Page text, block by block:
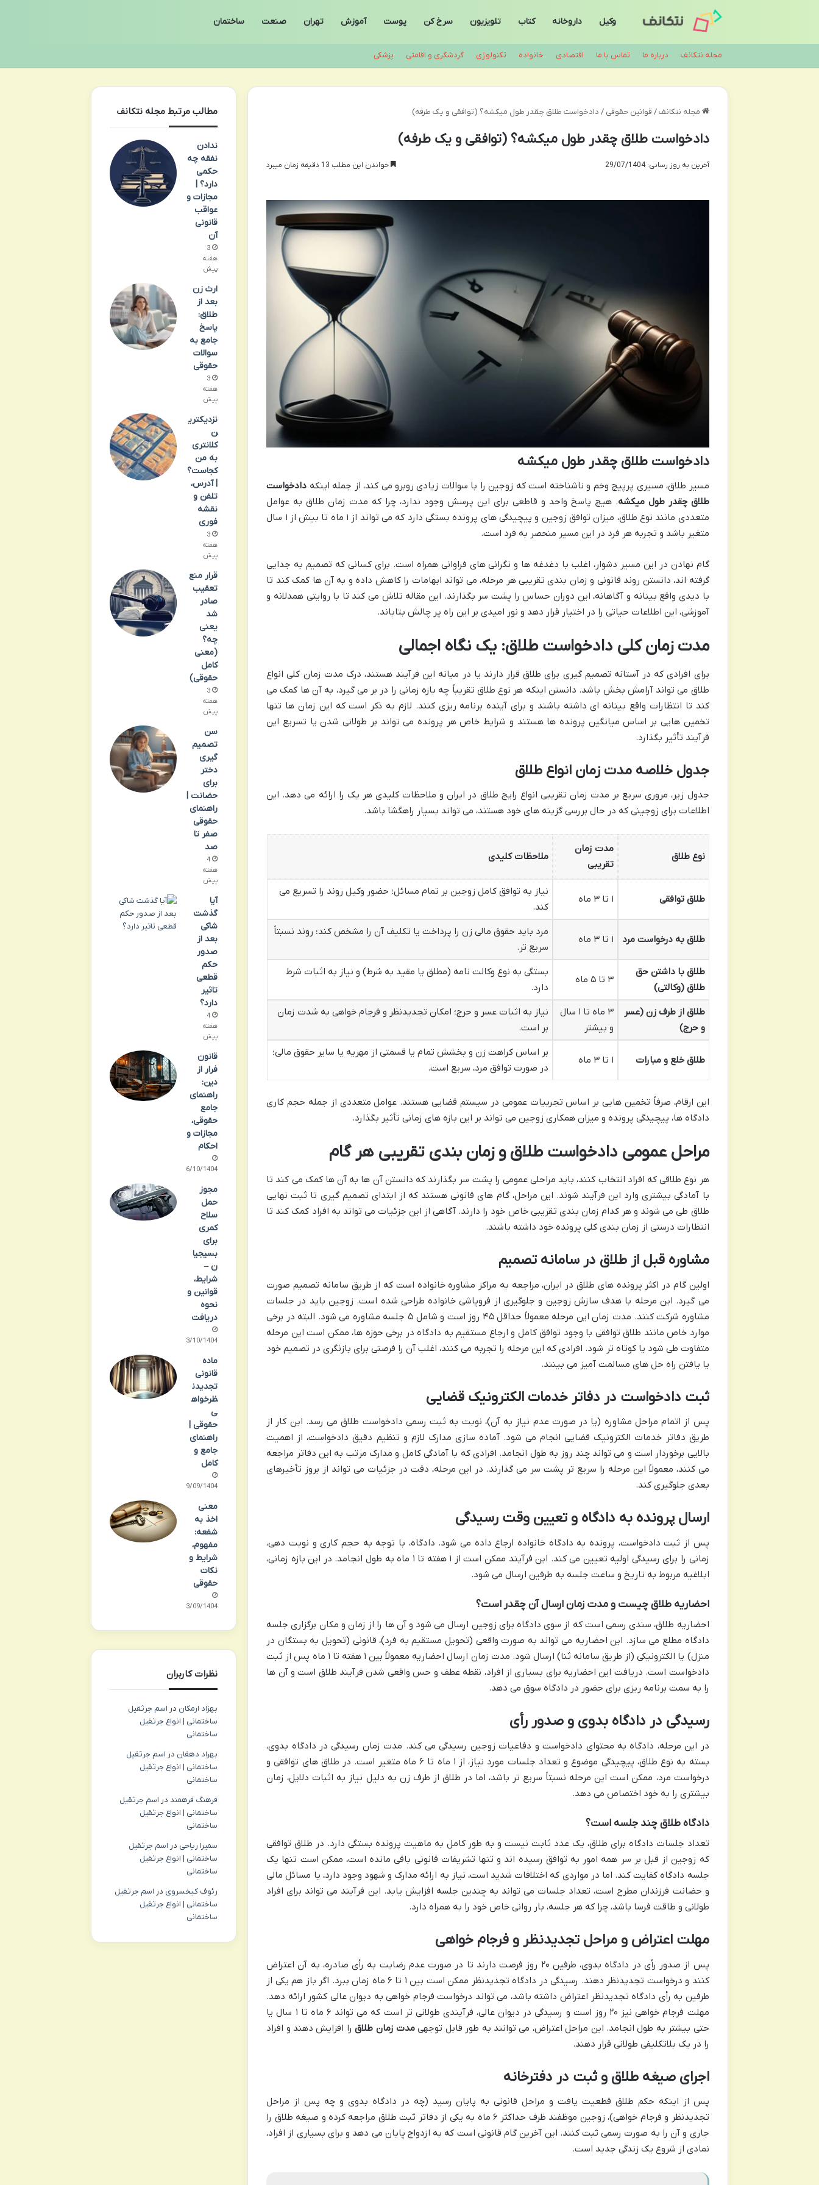
وکیل داروخانه کتاب تلویزیون سرخ کن پوست آموزش تهران صنعت ساختمان
مجله نتکانف درباره ما تماس با ما اقتصادی خانواده تکنولوژی گردشگری و اقامتی پزشکی
مجله نتکانف / قوانین حقوقی / دادخواست طلاق چقدر طول میکشه؟ (توافقی و یک طرفه)
دادخواست طلاق چقدر طول میکشه؟ (توافقی و یک طرفه)
آخرین به روز رسانی: 29/07/1404 خواندن این مطلب 13 دقیقه زمان میبرد
دادخواست طلاق چقدر طول میکشه
مسیر طلاق، مسیری پرپیچ وخم و ناشناخته است که زوجین را با سوالات زیادی روبرو می کند، از جمله اینکه دادخواست
طلاق چقدر طول میکشه. هیچ پاسخ واحد و قاطعی برای این پرسش وجود ندارد، چرا که مدت زمان طلاق به عوامل
متعددی مانند نوع طلاق، میزان توافق زوجین و پیچیدگی های پرونده بستگی دارد که می تواند از ۱ ماه تا بیش از ۱ سال
متغیر باشد و تجربه هر فرد در این مسیر منحصر به فرد است.
گام نهادن در این مسیر دشوار، اغلب با دغدغه ها و نگرانی های فراوانی همراه است. برای کسانی که تصمیم به جدایی
گرفته اند، دانستن روند قانونی و زمان بندی تقریبی هر مرحله، می تواند ابهامات را کاهش داده و به آن ها کمک کند تا
با دیدی واقع بینانه و آگاهانه، این دوران حساس را پشت سر بگذارند. این مقاله تلاش می کند تا با روایتی همدلانه و
آموزشی، این اطلاعات حیاتی را در اختیار قرار دهد و نور امیدی بر این راه پر چالش بتاباند.
مدت زمان کلی دادخواست طلاق: یک نگاه اجمالی
برای افرادی که در آستانه تصمیم گیری برای طلاق قرار دارند یا در میانه این فرآیند هستند، درک مدت زمان کلی انواع
طلاق می تواند آرامش بخش باشد. دانستن اینکه هر نوع طلاق تقریباً چه بازه زمانی را در بر می گیرد، به آن ها کمک می
کند تا انتظارات واقع بینانه ای داشته باشند و برای آینده برنامه ریزی کنند. لازم به ذکر است که این زمان ها تنها
تخمین هایی بر اساس میانگین پرونده ها هستند و شرایط خاص هر پرونده می تواند بر طولانی شدن یا تسریع این
فرآیند تأثیر بگذارد.
جدول خلاصه مدت زمان انواع طلاق
جدول زیر، مروری سریع بر مدت زمان تقریبی انواع رایج طلاق در ایران و ملاحظات کلیدی هر یک را ارائه می دهد. این
اطلاعات برای زوجینی که در حال بررسی گزینه های خود هستند، می تواند بسیار راهگشا باشد.
نوع طلاق
مدت زمان
تقریبی
ملاحظات کلیدی
طلاق توافقی ۱ تا ۳ ماه
نیاز به توافق کامل زوجین بر تمام مسائل؛ حضور وکیل روند را تسریع می
کند.
طلاق به درخواست مرد ۱ تا ۳ ماه
مرد باید حقوق مالی زن را پرداخت یا تکلیف آن را مشخص کند؛ روند نسبتاً
سریع تر.
طلاق با داشتن حق
طلاق (وکالتی)
۳ تا ۵ ماه
بستگی به نوع وکالت نامه (مطلق یا مقید به شرط) و نیاز به اثبات شرط
دارد.
طلاق از طرف زن (عسر
و حرج)
۳ ماه تا ۱ سال
و بیشتر
نیاز به اثبات عسر و حرج؛ امکان تجدیدنظر و فرجام خواهی به شدت زمان
بر است.
طلاق خلع و مبارات ۱ تا ۳ ماه
بر اساس کراهت زن و بخشش تمام یا قسمتی از مهریه یا سایر حقوق مالی؛
در صورت توافق مرد، سریع است.
این ارقام، صرفاً تخمین هایی بر اساس تجربیات عمومی در سیستم قضایی هستند. عوامل متعددی از جمله حجم کاری
دادگاه ها، پیچیدگی پرونده و میزان همکاری زوجین می تواند بر این بازه های زمانی تأثیر بگذارد.
مراحل عمومی دادخواست طلاق و زمان بندی تقریبی هر گام
هر نوع طلاقی که افراد انتخاب کنند، باید مراحلی عمومی را پشت سر بگذارند که دانستن آن ها به آن ها کمک می کند تا
با آمادگی بیشتری وارد این فرآیند شوند. این مراحل، گام های قانونی هستند که از ابتدای تصمیم گیری تا ثبت نهایی
طلاق طی می شوند و هر کدام زمان بندی تقریبی خاص خود را دارند. آگاهی از این جزئیات می تواند به افراد کمک کند تا
انتظارات درستی از زمان بندی کلی پرونده خود داشته باشند.
مشاوره قبل از طلاق در سامانه تصمیم
اولین گام در اکثر پرونده های طلاق در ایران، مراجعه به مراکز مشاوره خانواده است که از طریق سامانه تصمیم صورت
می گیرد. این مرحله با هدف سازش زوجین و جلوگیری از فروپاشی خانواده طراحی شده است. زوجین باید در جلسات
مشاوره شرکت کنند. مدت زمان این مرحله معمولاً حداقل ۴۵ روز است و شامل ۵ جلسه مشاوره می شود. البته در برخی
موارد خاص مانند طلاق توافقی با وجود توافق کامل و ارجاع مستقیم به دادگاه در برخی حوزه ها، ممکن است این مرحله
متفاوت طی شود یا کوتاه تر شود. افرادی که این مرحله را تجربه می کنند، اغلب آن را فرصتی برای بازنگری در تصمیم خود
یا یافتن راه حل های مسالمت آمیز می بینند.
ثبت دادخواست در دفاتر خدمات الکترونیک قضایی
پس از اتمام مراحل مشاوره (یا در صورت عدم نیاز به آن)، نوبت به ثبت رسمی دادخواست طلاق می رسد. این کار از
طریق دفاتر خدمات الکترونیک قضایی انجام می شود. آماده سازی مدارک لازم و تنظیم دقیق دادخواست، از اهمیت
بالایی برخوردار است و می تواند چند روز به طول انجامد. افرادی که با آمادگی کامل و مدارک مرتب به این دفاتر مراجعه
می کنند، معمولاً این مرحله را سریع تر پشت سر می گذارند. در این مرحله، دقت در جزئیات می تواند از بروز تأخیرهای
بعدی جلوگیری کند.
ارسال پرونده به دادگاه و تعیین وقت رسیدگی
پس از ثبت دادخواست، پرونده به دادگاه خانواده ارجاع داده می شود. دادگاه، با توجه به حجم کاری و نوبت دهی،
زمانی را برای رسیدگی اولیه تعیین می کند. این فرآیند ممکن است از ۱ هفته تا ۱ ماه به طول انجامد. در این بازه زمانی،
ابلاغیه مربوط به تاریخ و ساعت جلسه به طرفین ارسال می شود.
احضاریه طلاق چیست و مدت زمان ارسال آن چقدر است؟
احضاریه طلاق، سندی رسمی است که از سوی دادگاه برای زوجین ارسال می شود و آن ها را از زمان و مکان برگزاری جلسه
دادگاه مطلع می سازد. این احضاریه می تواند به صورت واقعی (تحویل مستقیم به فرد)، قانونی (تحویل به بستگان در
منزل) یا الکترونیکی (از طریق سامانه ثنا) ارسال شود. مدت زمان ارسال احضاریه معمولاً بین ۱ هفته تا ۱ ماه پس از ثبت
دادخواست است. دریافت این احضاریه برای بسیاری از افراد، نقطه عطف و حس واقعی شدن فرآیند طلاق است و آن ها
را به سمت برنامه ریزی برای حضور در دادگاه سوق می دهد.
رسیدگی در دادگاه بدوی و صدور رأی
در این مرحله، دادگاه به محتوای دادخواست و دفاعیات زوجین رسیدگی می کند. مدت زمان رسیدگی در دادگاه بدوی،
بسته به نوع طلاق، پیچیدگی موضوع و تعداد جلسات مورد نیاز، از ۱ ماه تا ۶ ماه متغیر است. در طلاق های توافقی و
درخواست مرد، ممکن است این مرحله نسبتاً سریع تر باشد، اما در طلاق از طرف زن به دلیل نیاز به اثبات دلایل، زمان
بیشتری را به خود اختصاص می دهد.
دادگاه طلاق چند جلسه است؟
تعداد جلسات دادگاه برای طلاق، یک عدد ثابت نیست و به طور کامل به ماهیت پرونده بستگی دارد. در طلاق توافقی
که زوجین از قبل بر سر همه امور به توافق رسیده اند و تنها تشریفات قانونی باقی مانده است، ممکن است تنها یک
جلسه دادگاه کفایت کند. اما در مواردی که اختلافات شدید است، نیاز به ارائه مدارک و شهود وجود دارد، یا مسائل مالی
و حضانت فرزندان مطرح است، تعداد جلسات می تواند به چندین جلسه افزایش یابد. این فرآیند می تواند برای افراد
طولانی و طاقت فرسا باشد، چرا که هر جلسه، بار روانی خاص خود را به همراه دارد.
مهلت اعتراض و مراحل تجدیدنظر و فرجام خواهی
پس از صدور رأی در دادگاه بدوی، طرفین ۲۰ روز فرصت دارند تا در صورت عدم رضایت به رأی صادره، به آن اعتراض
کنند و درخواست تجدیدنظر دهند. رسیدگی در دادگاه تجدیدنظر ممکن است بین ۱ تا ۶ ماه زمان ببرد. اگر باز هم یکی از
طرفین به رأی دادگاه تجدیدنظر اعتراض داشته باشد، می تواند درخواست فرجام خواهی به دیوان عالی کشور ارائه دهد.
مهلت فرجام خواهی نیز ۲۰ روز است و رسیدگی در دیوان عالی، فرآیندی طولانی تر است که می تواند ۶ ماه تا ۱ سال یا
حتی بیشتر به طول انجامد. این مراحل اعتراض، می توانند به طور قابل توجهی مدت زمان طلاقرا افزایش دهند و افراد
را در یک بلاتکلیفی طولانی قرار دهند.
اجرای صیغه طلاق و ثبت در دفترخانه
پس از اینکه حکم طلاق قطعیت یافت و مراحل قانونی به پایان رسید (چه در دادگاه بدوی و چه پس از مراحل
تجدیدنظر و فرجام خواهی)، زوجین موظفند ظرف حداکثر ۶ ماه به یکی از دفاتر ثبت طلاق مراجعه کرده و صیغه طلاق را
جاری و آن را به صورت رسمی ثبت کنند. این آخرین گام قانونی است که به ازدواج پایان می دهد و برای بسیاری از افراد،
نمادی از شروع یک زندگی جدید است.
مطالب مرتبط مجله نتکانف
ندادن
نفقه چه
حکمی
دارد؟ |
مجازات و
عواقب
قانونی
آن
3
هفته
پیش
ارث زن
بعد از
طلاق:
پاسخ
جامع به
سوالات
حقوقی
3
هفته
پیش
نزدیکتری
ن
کلانتری
به من
کجاست؟
| آدرس،
تلفن و
نقشه
فوری
3
هفته
پیش
قرار منع
تعقیب
صادر
شد
یعنی
چه؟
(معنی
کامل
حقوقی)
3
هفته
پیش
سن
تصمیم
گیری
دختر
برای
حضانت |
راهنمای
حقوقی
صفر تا
صد
4
هفته
پیش
آیا
گذشت
شاکی
بعد از
صدور
حکم
قطعی
تاثیر
دارد؟
4
هفته
پیش
قانون
فرار از
دین:
راهنمای
جامع
حقوقی،
مجازات و
احکام
06/10/1404
مجوز
حمل
سلاح
کمری
برای
بسیجیا
ن –
شرایط،
قوانین و
نحوه
دریافت
03/10/1404
ماده
قانونی
تجدیدن
ظرخواه
ی
حقوقی |
راهنمای
جامع و
کامل
29/09/1404
معنی
اخذ به
شفعه:
مفهوم،
شرایط و
نکات
حقوقی
23/09/1404
نظرات کاربران
بهزاد ارمکان در اسم جرثقیل
ساختمانی | انواع جرثقیل
ساختمانی
بهراد دهقان در اسم جرثقیل
ساختمانی | انواع جرثقیل
ساختمانی
فرهنگ فرهمند در اسم جرثقیل
ساختمانی | انواع جرثقیل
ساختمانی
سمیرا ریاحی در اسم جرثقیل
ساختمانی | انواع جرثقیل
ساختمانی
رئوف کیخسروی در اسم جرثقیل
ساختمانی | انواع جرثقیل
ساختمانی